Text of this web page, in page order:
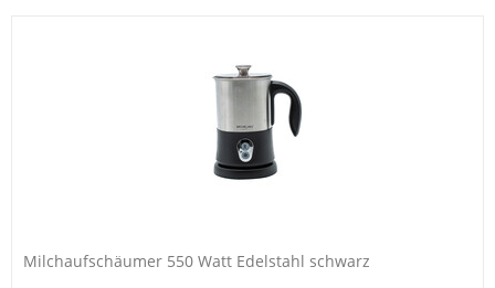
Milchaufschäumer 550 Watt Edelstahl schwarz